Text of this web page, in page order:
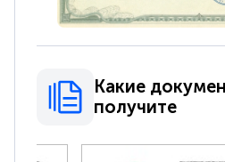
Какие
получите